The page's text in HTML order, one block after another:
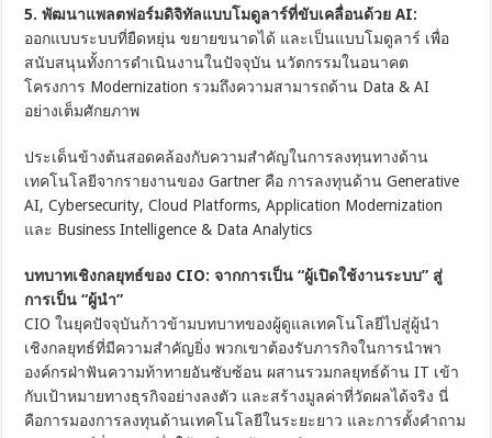
5. พัฒนาแพลตฟอร์มดิจิทัลแบบโมดูลาร์ที่ขับเคลื่อนด้วยAI:
ออกแบบระบบที่ยืดหยุ่น ขยายขนาดได้ และเป็นแบบโมดูลาร์ เพื่อ
สนับสนุนทั้งการดำเนินงานในปัจจุบัน นวัตกรรมในอนาคต
โครงการ Modernization รวมถึงความสามารถด้าน Data & AI
อย่างเต็มศักยภาพ
ประเด็นข้างต้นสอดคล้องกับความสำคัญในการลงทุนทางด้าน
เทคโนโลยีจากรายงานของ Gartner คือ การลงทุนด้าน Generative
AI, Cybersecurity, Cloud Platforms, Application Modernization
และ Business Intelligence & Data Analytics
บทบาทเชิงกลยุทธ์ของ CIO: จากการเป็น “ผู้เปิดใช้งานระบบ” สู่
การเป็น “ผู้นำ”
CIO ในยุคปัจจุบันก้าวข้ามบทบาทของผู้ดูแลเทคโนโลยีไปสู่ผู้นำ
เชิงกลยุทธ์ที่มีความสำคัญยิ่ง พวกเขาต้องรับภารกิจในการนำพา
องค์กรฝ่าฟันความท้าทายอันซับซ้อน ผสานรวมกลยุทธ์ด้าน IT เข้า
กับเป้าหมายทางธุรกิจอย่างลงตัว และสร้างมูลค่าที่วัดผลได้จริง นี่
คือการมองการลงทุนด้านเทคโนโลยีในระยะยาว และการตั้งคำถาม